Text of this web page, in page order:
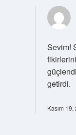
Sevim!
getirdi.
Kasım 19,